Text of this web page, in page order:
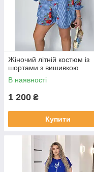
Жіночий літній костюм із
шортами з вишивкою
В наявності
1 200 ₴
Купити